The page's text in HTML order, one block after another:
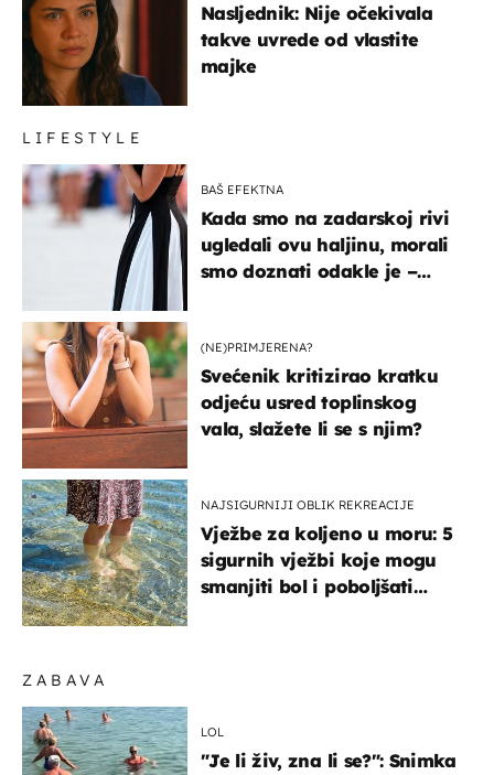
ZABAVA
LOL
"Je li živ, zna li se?": Snimka
Nasljednik: Nije očekivala
takve uvrede od vlastite
majke
LIFESTYLE
BAŠ EFEKTNA
Kada smo na zadarskoj rivi
ugledali ovu haljinu, morali
smo doznati odakle je –
(NE)PRIMJERENA?
Svećenik kritizirao kratku
odjeću usred toplinskog
vala, slažete li se s njim?
NAJSIGURNIJI OBLIK REKREACIJE
Vježbe za koljeno u moru: 5
sigurnih vježbi koje mogu
smanjiti bol i poboljšati